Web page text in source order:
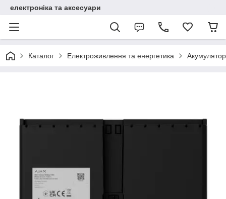
електроніка та аксесуари
Каталог Електроживлення та енергетика